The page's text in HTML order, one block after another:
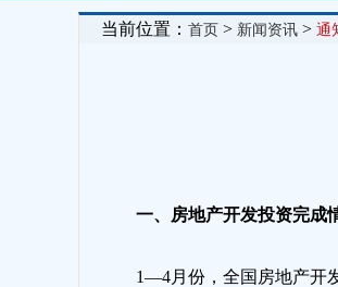
当前位置： 首页 > 新闻资讯 > 通
一、房地产开发投资完成
1—4月份，全国房地产开